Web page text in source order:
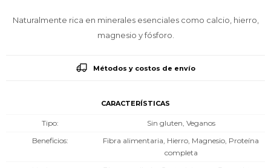
Naturalmente rica en minerales esenciales como calcio, hierro,
magnesio y fósforo.
Métodos y costos de envío
CARACTERÍSTICAS
Tipo
Sin gluten, Veganos
Beneficios
Fibra alimentaria, Hierro, Magnesio, Proteína
completa